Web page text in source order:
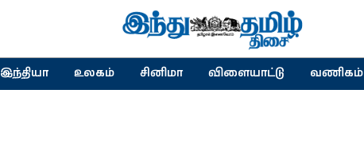
இந்தியா உலகம் சினிமா விளையாட்டு வணிகம்